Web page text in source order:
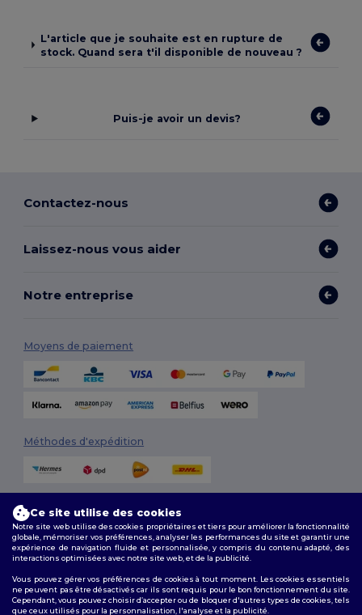
L'article que je souhaite est en rupture de
stock. Quand sera t'il disponible de nouveau ?
Puis-je avoir un devis?
Contactez-nous
Laissez-nous vous aider
Notre entreprise
Moyens de paiement
Méthodes d'expédition
Suivez-nous
Ce site utilise des cookies
Notre site web utilise des cookies propriétaires et tiers pour améliorer la fonctionnalité
globale, mémoriser vos préférences, analyser les performances du site et garantir une
expérience de navigation fluide et personnalisée, y compris du contenu adapté, des
interactions optimisées avec notre site web, et de la publicité.
Vous pouvez gérer vos préférences de cookies à tout moment. Les cookies essentiels
ne peuvent pas être désactivés car ils sont requis pour le bon fonctionnement du site.
Cependant, vous pouvez choisir d’accepter ou de bloquer d'autres types de cookies, tels
que ceux utilisés pour la personnalisation, l'analyse et la publicité.